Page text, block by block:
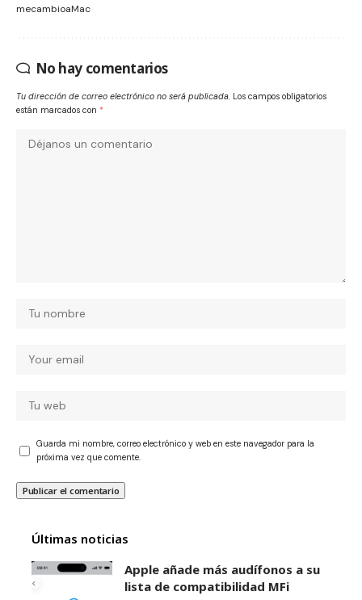
mecambioaMac
No hay comentarios
Tu dirección de correo electrónico no será publicada. Los campos obligatorios
están marcados con *
Guarda mi nombre, correo electrónico y web en este navegador para la
próxima vez que comente.
Últimas noticias
Apple añade más audífonos a su
lista de compatibilidad MFi